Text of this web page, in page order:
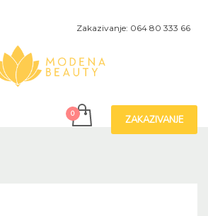
Zakazivanje: 064 80 333 66
ZAKAZIVANJE